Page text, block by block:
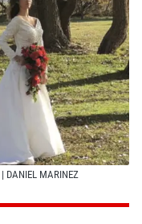
| DANIEL MARINEZ